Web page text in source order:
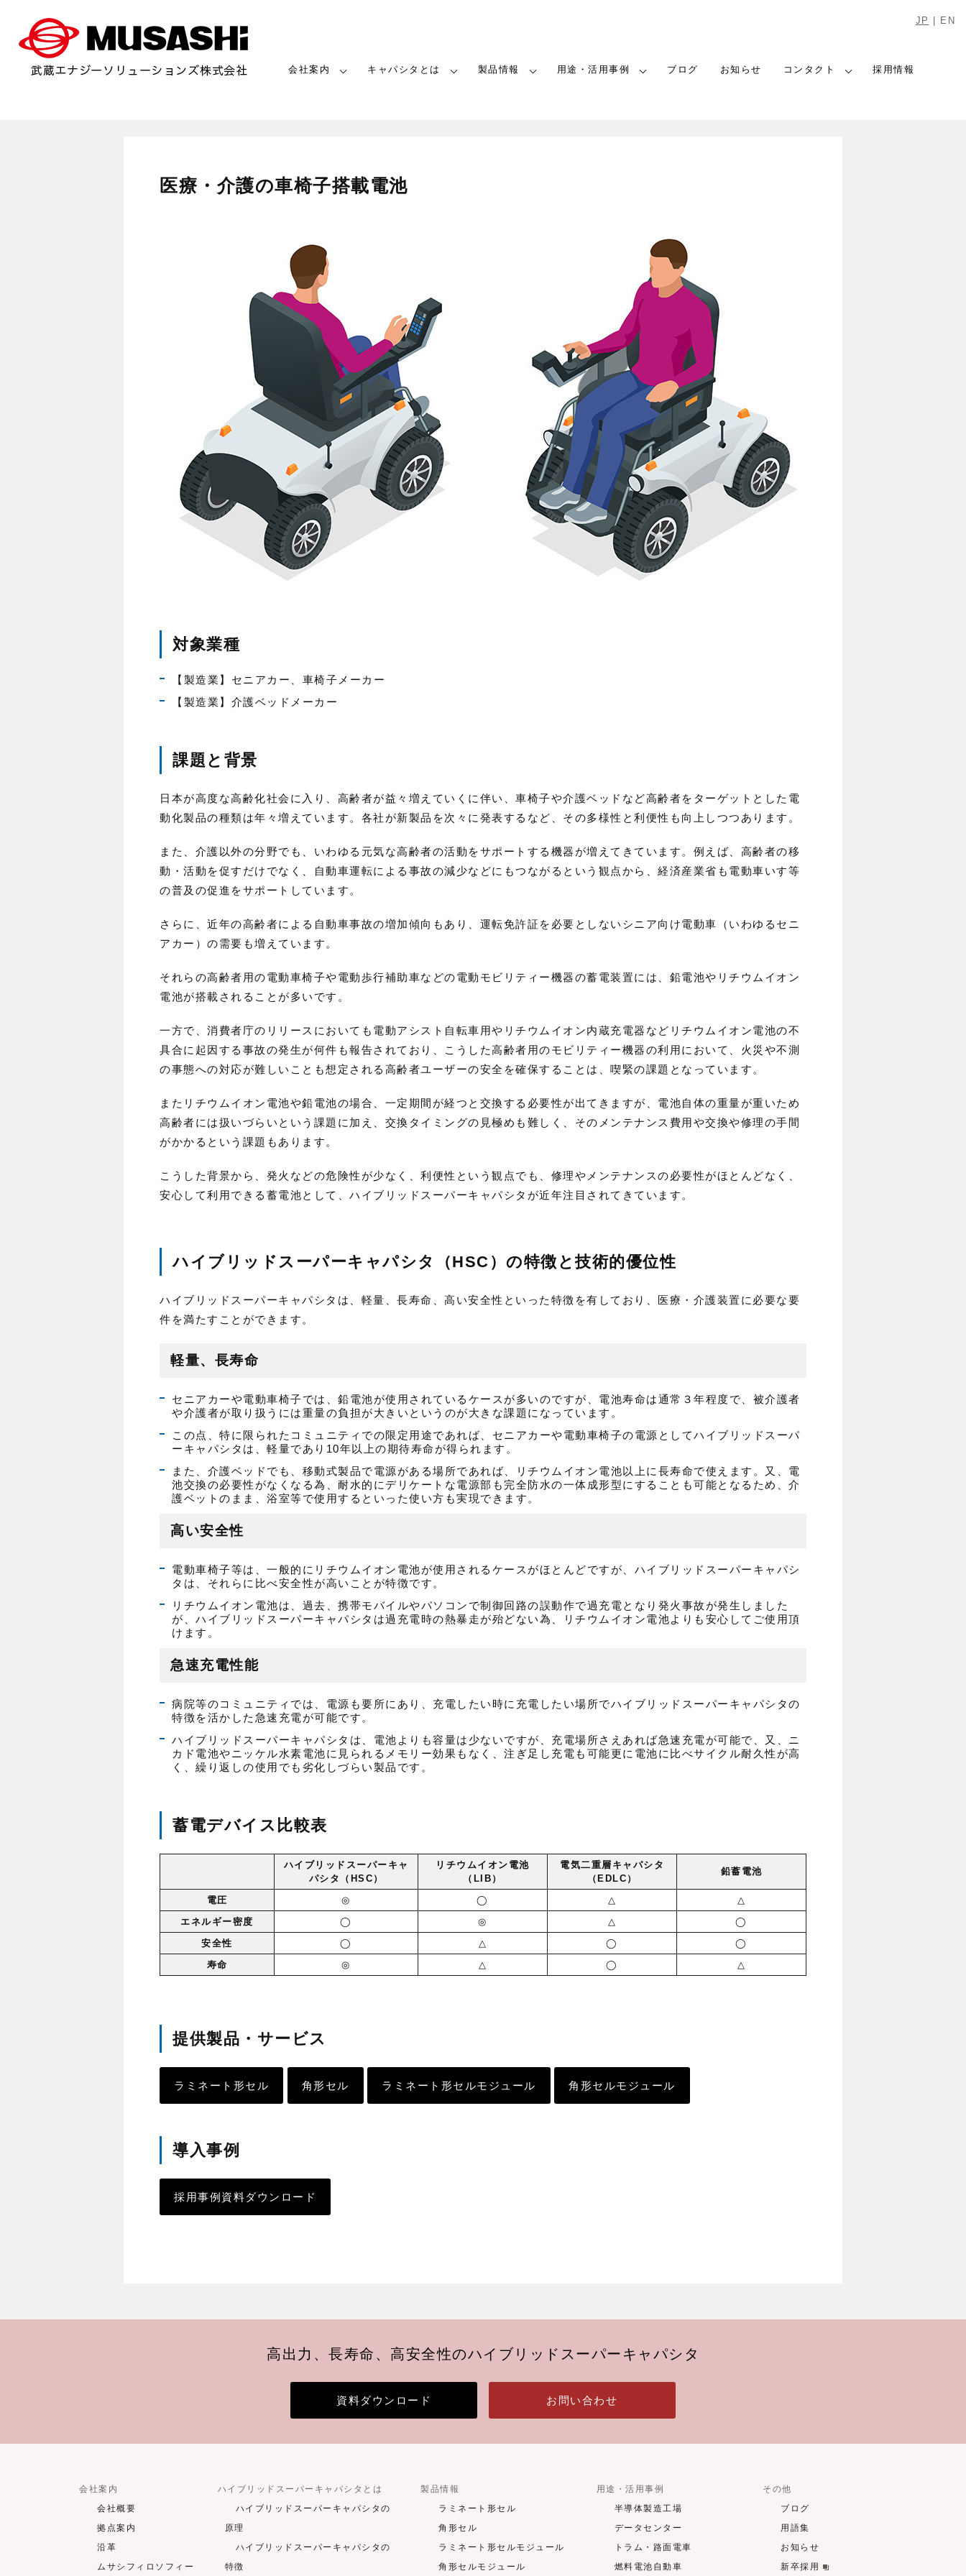
JP EN
会社案内 キャパシタとは 製品情報 用途・活用事例 ブログ お知らせ コンタクト 採用情報
医療・介護の車椅子搭載電池
対象業種
【製造業】セニアカー、車椅子メーカー
【製造業】介護ベッドメーカー
課題と背景
日本が高度な高齢化社会に入り、高齢者が益々増えていくに伴い、車椅子や介護ベッドなど高齢者をターゲットとした電
動化製品の種類は年々増えています。各社が新製品を次々に発表するなど、その多様性と利便性も向上しつつあります。
また、介護以外の分野でも、いわゆる元気な高齢者の活動をサポートする機器が増えてきています。例えば、高齢者の移
動・活動を促すだけでなく、自動車運転による事故の減少などにもつながるという観点から、経済産業省も電動車いす等
の普及の促進をサポートしています。
さらに、近年の高齢者による自動車事故の増加傾向もあり、運転免許証を必要としないシニア向け電動車（いわゆるセニ
アカー）の需要も増えています。
それらの高齢者用の電動車椅子や電動歩行補助車などの電動モビリティー機器の蓄電装置には、鉛電池やリチウムイオン
電池が搭載されることが多いです。
一方で、消費者庁のリリースにおいても電動アシスト自転車用やリチウムイオン内蔵充電器などリチウムイオン電池の不
具合に起因する事故の発生が何件も報告されており、こうした高齢者用のモビリティー機器の利用において、火災や不測
の事態への対応が難しいことも想定される高齢者ユーザーの安全を確保することは、喫緊の課題となっています。
またリチウムイオン電池や鉛電池の場合、一定期間が経つと交換する必要性が出てきますが、電池自体の重量が重いため
高齢者には扱いづらいという課題に加え、交換タイミングの見極めも難しく、そのメンテナンス費用や交換や修理の手間
がかかるという課題もあります。
こうした背景から、発火などの危険性が少なく、利便性という観点でも、修理やメンテナンスの必要性がほとんどなく、
安心して利用できる蓄電池として、ハイブリッドスーパーキャパシタが近年注目されてきています。
ハイブリッドスーパーキャパシタ（HSC）の特徴と技術的優位性
ハイブリッドスーパーキャパシタは、軽量、長寿命、高い安全性といった特徴を有しており、医療・介護装置に必要な要
件を満たすことができます。
軽量、長寿命
セニアカーや電動車椅子では、鉛電池が使用されているケースが多いのですが、電池寿命は通常３年程度で、被介護者
や介護者が取り扱うには重量の負担が大きいというのが大きな課題になっています。
この点、特に限られたコミュニティでの限定用途であれば、セニアカーや電動車椅子の電源としてハイブリッドスーパ
ーキャパシタは、軽量であり10年以上の期待寿命が得られます。
また、介護ベッドでも、移動式製品で電源がある場所であれば、リチウムイオン電池以上に長寿命で使えます。又、電
池交換の必要性がなくなる為、耐水的にデリケートな電源部も完全防水の一体成形型にすることも可能となるため、介
護ベットのまま、浴室等で使用するといった使い方も実現できます。
高い安全性
電動車椅子等は、一般的にリチウムイオン電池が使用されるケースがほとんどですが、ハイブリッドスーパーキャパシ
タは、それらに比べ安全性が高いことが特徴です。
リチウムイオン電池は、過去、携帯モバイルやパソコンで制御回路の誤動作で過充電となり発火事故が発生しました
が、ハイブリッドスーパーキャパシタは過充電時の熱暴走が殆どない為、リチウムイオン電池よりも安心してご使用頂
けます。
急速充電性能
病院等のコミュニティでは、電源も要所にあり、充電したい時に充電したい場所でハイブリッドスーパーキャパシタの
特徴を活かした急速充電が可能です。
ハイブリッドスーパーキャパシタは、電池よりも容量は少ないですが、充電場所さえあれば急速充電が可能で、又、ニ
カド電池やニッケル水素電池に見られるメモリー効果もなく、注ぎ足し充電も可能更に電池に比べサイクル耐久性が高
く、繰り返しの使用でも劣化しづらい製品です。
蓄電デバイス比較表
ハイブリッドスーパーキャ
パシタ（HSC）
リチウムイオン電池
（LIB）
電気二重層キャパシタ
（EDLC）
鉛蓄電池
電圧 ◎ ◯ △
△
エネルギー密度
◯ ◎ △
◯
安全性
◯ △ ◯
◯
寿命
◎ △ ◯ △
提供製品・サービス
ラミネート形セル 角形セル ラミネート形セルモジュール 角形セルモジュール
導入事例
採用事例資料ダウンロード
高出力、長寿命、高安全性のハイブリッドスーパーキャパシタ
資料ダウンロード お問い合わせ
会社案内
会社概要
拠点案内
沿革
ムサシフィロソフィー
ハイブリッドスーパーキャパシタとは
ハイブリッドスーパーキャパシタの
原理
ハイブリッドスーパーキャパシタの
特徴
製品情報
ラミネート形セル
角形セル
ラミネート形セルモジュール
角形セルモジュール
用途・活用事例
半導体製造工場
データセンター
トラム・路面電車
燃料電池自動車
その他
ブログ
用語集
お知らせ
新卒採用